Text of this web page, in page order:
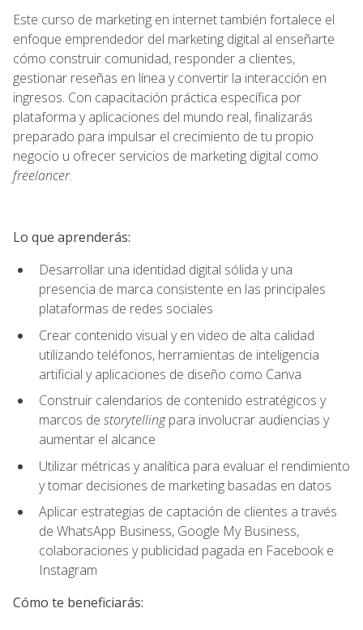
Este curso de marketing en internet también fortalece el
enfoque emprendedor del marketing digital al enseñarte
cómo construir comunidad, responder a clientes,
gestionar reseñas en línea y convertir la interacción en
ingresos. Con capacitación práctica específica por
plataforma y aplicaciones del mundo real, finalizarás
preparado para impulsar el crecimiento de tu propio
negocio u ofrecer servicios de marketing digital como
freelancer.
Lo que aprenderás:
Desarrollar una identidad digital sólida y una
presencia de marca consistente en las principales
plataformas de redes sociales
Crear contenido visual y en video de alta calidad
utilizando teléfonos, herramientas de inteligencia
artificial y aplicaciones de diseño como Canva
Construir calendarios de contenido estratégicos y
marcos de storytellingpara involucrar audiencias y
aumentar el alcance
Utilizar métricas y analítica para evaluar el rendimiento
y tomar decisiones de marketing basadas en datos
Aplicar estrategias de captación de clientes a través
de WhatsApp Business, Google My Business,
colaboraciones y publicidad pagada en Facebook e
Instagram
Cómo te beneficiarás: